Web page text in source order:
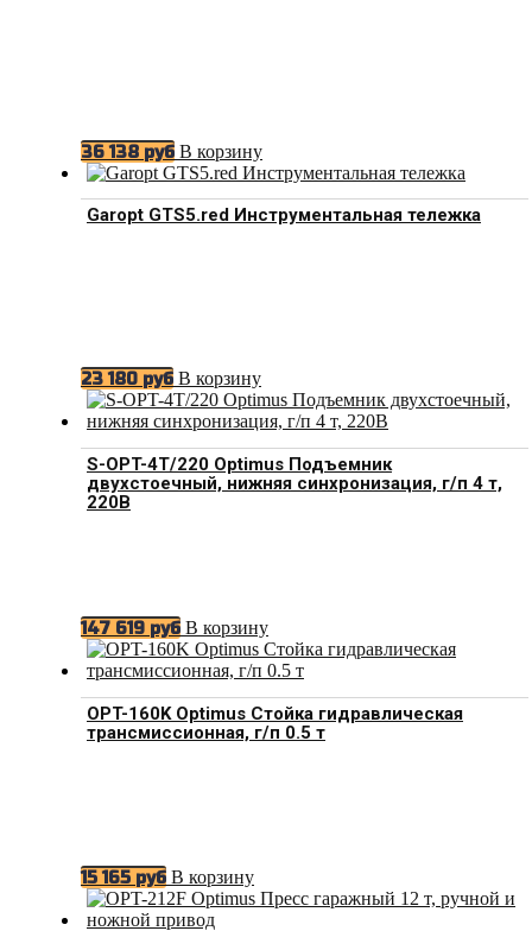
36 138 руб В корзину
Garopt GTS5.red Инструментальная тележка
23 180 руб В корзину
S-OPT-4T/220 Optimus Подъемник
двухстоечный, нижняя синхронизация, г/п 4 т,
220В
147 619 руб В корзину
OPT-160K Optimus Стойка гидравлическая
трансмиссионная, г/п 0.5 т
15 165 руб В корзину